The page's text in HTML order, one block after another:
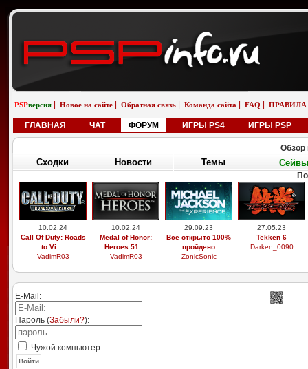
PSPверсия Новое на сайте Обратная связь Команда сайта FAQ ПРАВИЛА
ГЛАВНАЯ ЧАТ ФОРУМ ИГРЫ PS4 ИГРЫ PSP
Обзор
Сходки Новости Темы Сейвы
10.02.24
Call Of Duty: Roads
to Vi ...
VadimR03
10.02.24
Medal of Honor:
Heroes 51 ...
VadimR03
29.09.23
Всё открыто 100%
пройдено
ZonicSonic
27.05.23
Tekken 6
Darken_0090
E-Mail:
Пароль (Забыли?):
Чужой компьютер
Войти